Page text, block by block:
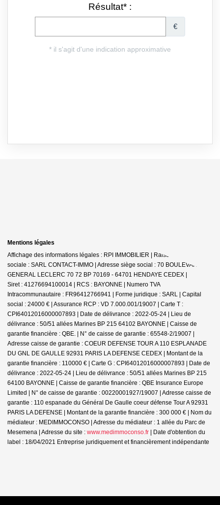
Mentions légales
Affichage des informations légales : RPI IMMOBILIER | Raison
sociale : SARL CONTACT-IMMO | Adresse siège social : 70 BOULEVARD DU
GENERAL LECLERC 70 72 BP 70169 - 64701 HENDAYE CEDEX |
Siret : 41276694100014 | RCS : BAYONNE | Numero TVA
Intracommunautaire : FR96412766941 | Forme juridique : SARL | Capital
social : 24000 € | Assurance RCP : VD 7.000.001/19007 | Carte T :
CPI64012016000007893 | Date de délivrance : 2022-05-24 | Lieu de
délivrance : 50/51 allées Marines BP 215 64102 BAYONNE | Caisse de
garantie financière : QBE. | N° de caisse de garantie : 65548-2/19007 |
Adresse caisse de garantie : COEUR DEFENSE TOUR A 110 ESPLANADE
DU GNL DE GAULLE 92931 PARIS LA DEFENSE CEDEX | Montant de la
garantie financière : 110000 € | Carte G : CPI64012016000007893 | Date de
délivrance : 2022-05-24 | Lieu de délivrance : 50/51 allées Marines BP 215
64100 BAYONNE | Caisse de garantie financière : QBE Insurance Europe
Limited | N° de caisse de garantie : 00220001927/19007 | Adresse caisse de
garantie : 110 espanade du Général De Gaulle coeur défense Tour A 92931
PARIS LA DEFENSE | Montant de la garantie financière : 300 000 € | Nom du
médiateur : MEDIMMOCONSO | Adresse du médiateur : 1 allée du Parc de
Mesemena | Adresse du site : www.medimmoconso.fr | Date d'obtention du
label : 18/04/2021 Entreprise juridiquement et financièrement indépendante